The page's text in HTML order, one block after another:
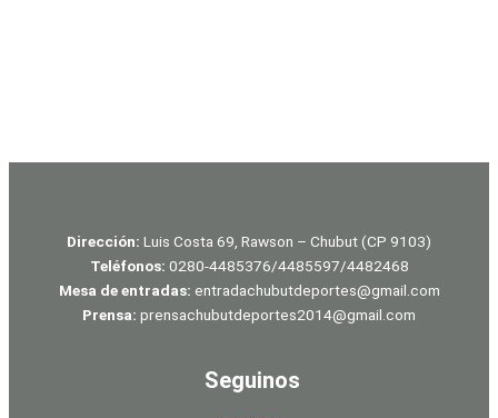
Dirección: Luis Costa 69, Rawson – Chubut (CP 9103)
Teléfonos: 0280-4485376/4485597/4482468
Mesa de entradas: entradachubutdeportes@gmail.com
Prensa: prensachubutdeportes2014@gmail.com
Seguinos